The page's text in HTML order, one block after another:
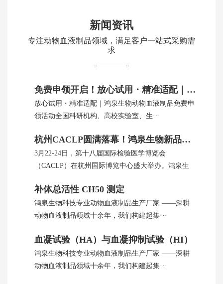
新闻资讯
专注动物血液制品领域，满足客户一站式采购需
求
免费申领开启！放心试用・精准适配｜鸿泉生物动物血制品
放心试用・精准适配｜鸿泉生物动物血液制品免费申
领活动全国科研机构、高校实验室、生···
杭州CACLP圆满落幕！鸿泉生物新品引全球瞩目
3月22-24日，第十八届国际检验医学博览会
（CACLP）在杭州国际博览中心盛大举办。鸿泉生
补体总活性 CH50 测定
鸿泉生物科技专业动物血液制品生产厂家 ——深耕
动物血液制品领域十余年，我们构建起集···
血凝试验（HA）与血凝抑制试验（HI）
鸿泉生物科技专业动物血液制品生产厂家 ——深耕
动物血液制品领域十余年，我们构建起集···